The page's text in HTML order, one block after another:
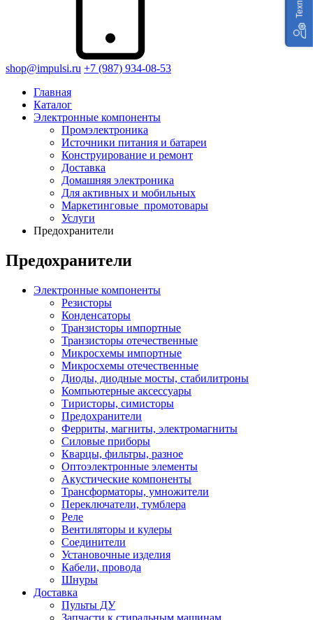
shop@impulsi.ru +7 (987) 934-08-53
Главная
Каталог
Электронные компоненты
Промэлектроника
Источники питания и батареи
Конструирование и ремонт
Доставка
Домашняя электроника
Для активных и мобильных
Маркетинговые_промотовары
Услуги
Предохранители
Предохранители
Электронные компоненты
Резисторы
Конденсаторы
Транзисторы импортные
Транзисторы отечественные
Микросхемы импортные
Микросхемы отечественные
Диоды, диодные мосты, стабилитроны
Компьютерные аксессуары
Тиристоры, симисторы
Предохранители
Ферриты, магниты, электромагниты
Силовые приборы
Кварцы, фильтры, разное
Оптоэлектронные элементы
Акустические компоненты
Трансформаторы, умножители
Переключатели, тумблера
Реле
Вентиляторы и кулеры
Соединители
Установочные изделия
Кабели, провода
Шнуры
Доставка
Пульты ДУ
Запчасти к стиральным машинам